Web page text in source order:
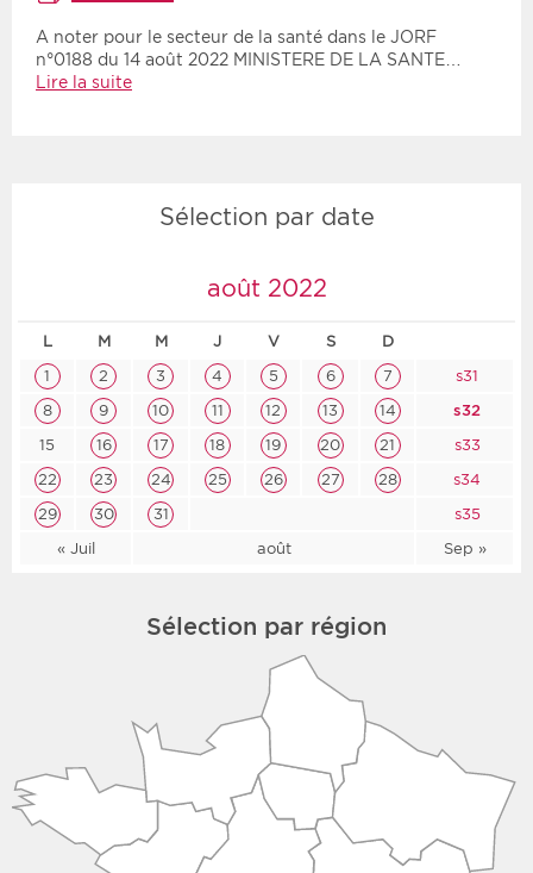
A noter pour le secteur de la santé dans le JORF
n°0188 du 14 août 2022 MINISTERE DE LA SANTE…
Lire la suite
Sélection par date
août 2022
L M M J V S D
« Juil août Sep »
1 2 3 4 5 6 7
s31
8
9 10 11 12 13 14
s32
15
16 17 18 19 20 21
s33
22
23 24 25 26 27 28
s34
29
30 31 s35
Sélection par région